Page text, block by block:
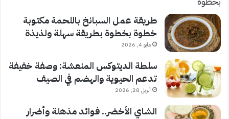
طريقة عمل السبانخ باللحمة مكتوبة
خطوة بخطوة بطريقة سهلة ولذيذة
مايو 4, 2026
سلطة الديتوكس المنعشة: وصفة خفيفة
تدعم الحيوية والهضم في الصيف
أبريل 28, 2026
الشاي الأخضر.. فوائد مذهلة وأضرار